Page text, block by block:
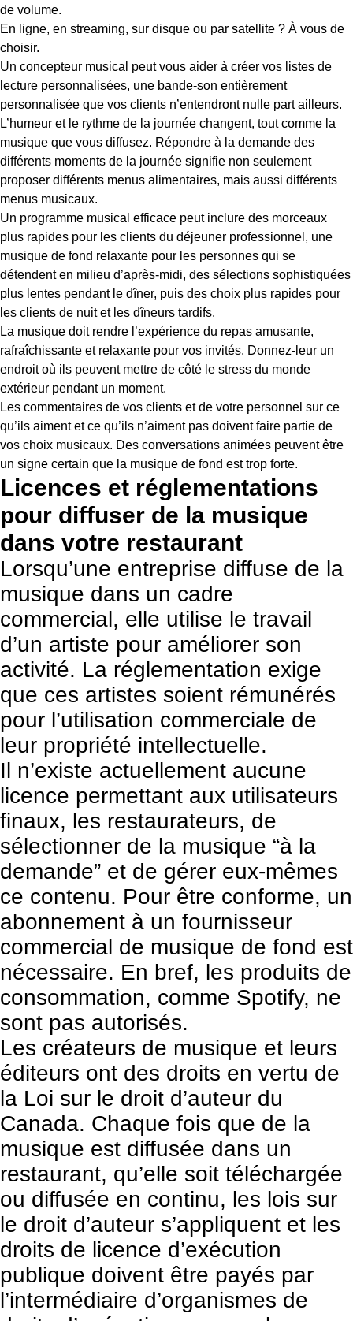
de volume.
En ligne, en streaming, sur disque ou par satellite ? À vous de
choisir.
Un concepteur musical peut vous aider à créer vos listes de
lecture personnalisées, une bande-son entièrement
personnalisée que vos clients n’entendront nulle part ailleurs.
L’humeur et le rythme de la journée changent, tout comme la
musique que vous diffusez. Répondre à la demande des
différents moments de la journée signifie non seulement
proposer différents menus alimentaires, mais aussi différents
menus musicaux.
Un programme musical efficace peut inclure des morceaux
plus rapides pour les clients du déjeuner professionnel, une
musique de fond relaxante pour les personnes qui se
détendent en milieu d’après-midi, des sélections sophistiquées
plus lentes pendant le dîner, puis des choix plus rapides pour
les clients de nuit et les dîneurs tardifs.
La musique doit rendre l’expérience du repas amusante,
rafraîchissante et relaxante pour vos invités. Donnez-leur un
endroit où ils peuvent mettre de côté le stress du monde
extérieur pendant un moment.
Les commentaires de vos clients et de votre personnel sur ce
qu’ils aiment et ce qu’ils n’aiment pas doivent faire partie de
vos choix musicaux. Des conversations animées peuvent être
un signe certain que la musique de fond est trop forte.
Licences et réglementations
pour diffuser de la musique
dans votre restaurant
Lorsqu’une entreprise diffuse de la
musique dans un cadre
commercial, elle utilise le travail
d’un artiste pour améliorer son
activité. La réglementation exige
que ces artistes soient rémunérés
pour l’utilisation commerciale de
leur propriété intellectuelle.
Il n’existe actuellement aucune
licence permettant aux utilisateurs
finaux, les restaurateurs, de
sélectionner de la musique “à la
demande” et de gérer eux-mêmes
ce contenu. Pour être conforme, un
abonnement à un fournisseur
commercial de musique de fond est
nécessaire. En bref, les produits de
consommation, comme Spotify, ne
sont pas autorisés.
Les créateurs de musique et leurs
éditeurs ont des droits en vertu de
la Loi sur le droit d’auteur du
Canada. Chaque fois que de la
musique est diffusée dans un
restaurant, qu’elle soit téléchargée
ou diffusée en continu, les lois sur
le droit d’auteur s’appliquent et les
droits de licence d’exécution
publique doivent être payés par
l’intermédiaire d’organismes de